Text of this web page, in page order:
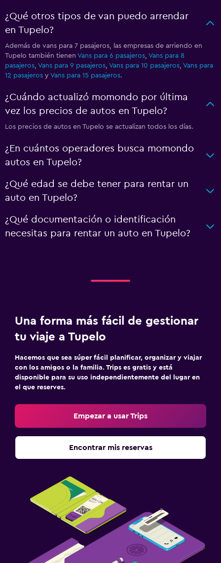
¿Qué otros tipos de van puedo arrendar
en Tupelo?
Además de vans para 7 pasajeros, las empresas de arriendo en
Tupelo también tienen Vans para 6 pasajeros Vans para 8
pasajeros Vans para 9 pasajeros Vans para 10 pasajeros Vans para
12 pasajeros y Vans para 15 pasajeros.
¿Cuándo actualizó momondo por última
vez los precios de autos en Tupelo?
Los precios de autos en Tupelo se actualizan todos los días.
¿En cuántos operadores busca momondo
autos en Tupelo?
¿Qué edad se debe tener para rentar un
auto en Tupelo?
¿Qué documentación o identificación
necesitas para rentar un auto en Tupelo?
Una forma más fácil de gestionar
tu viaje a Tupelo
Hacemos que sea súper fácil planificar, organizar y viajar
con los amigos o la familia. Trips es gratis y está
disponible para su uso independientemente del lugar en
el que reserves.
Empezar a usar Trips
Encontrar mis reservas